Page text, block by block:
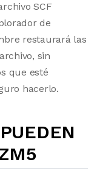
SCF
de
restaurará las
sin
que esté
hacerlo.